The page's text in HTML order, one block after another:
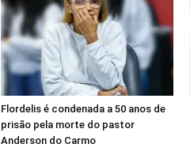
Flordelis é condenada a 50 anos de
prisão pela morte do pastor
Anderson do Carmo